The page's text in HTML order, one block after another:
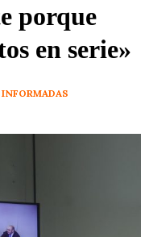
porque
en serie»